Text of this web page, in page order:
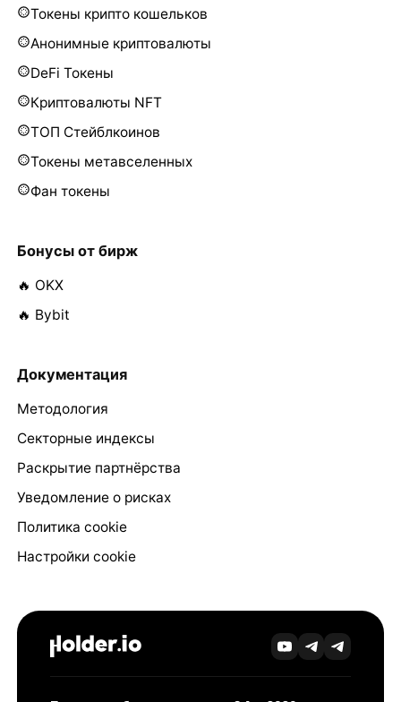
Токены крипто кошельков
Анонимные криптовалюты
DeFi Токены
Криптовалюты NFT
ТОП Стейблкоинов
Токены метавселенных
Фан токены
Бонусы от бирж
🔥 OKX
🔥 Bybit
Документация
Методология
Секторные индексы
Раскрытие партнёрства
Уведомление о рисках
Политика cookie
Настройки cookie